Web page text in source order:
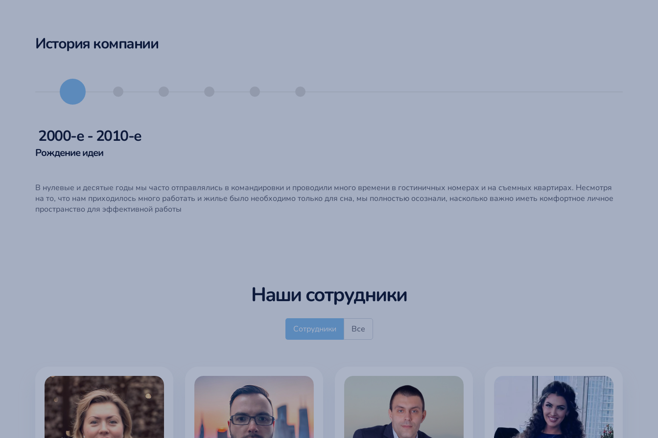
История компании
2000-е - 2010-е
Рождение идеи
В нулевые и десятые годы мы часто отправлялись в командировки и проводили много времени в гостиничных номерах и на съемных квартирах. Несмотря
на то, что нам приходилось много работать и жилье было необходимо только для сна, мы полностью осознали, насколько важно иметь комфортное личное
пространство для эффективной работы
Наши сотрудники
Сотрудники Все